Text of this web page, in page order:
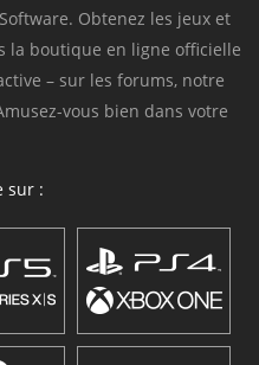
Obtenez les jeux et
la boutique en ligne officielle
– sur les forums, notre
vous bien dans votre
sur :